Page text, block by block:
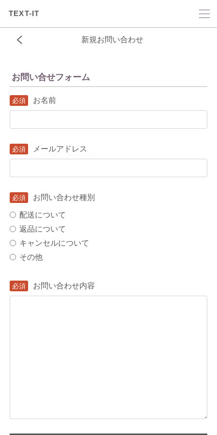
TEXT-IT
新規お問い合わせ
お問い合せフォーム
お名前
メールアドレス
お問い合わせ種別
配送について
返品について
キャンセルについて
その他
お問い合わせ内容